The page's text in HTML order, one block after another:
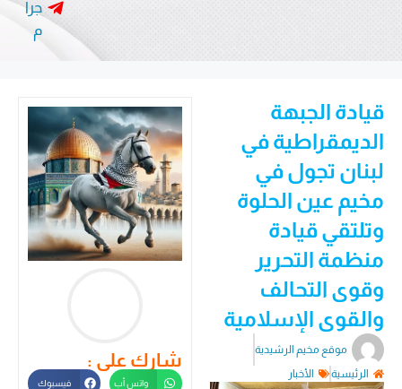
جرا
م
قيادة الجبهة
الديمقراطية في
لبنان تجول في
مخيم عين الحلوة
وتلتقي قيادة
منظمة التحرير
وقوى التحالف
والقوى الإسلامية
موقع مخيم الرشيدية
الرئيسية
الأخبار
شارك على :
واتس أب فيسبوك